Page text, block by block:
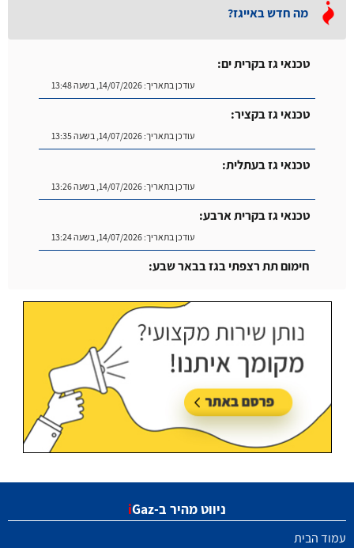
מה חדש באייגז?
טכנאי גז בקרית ים:
עודכן בתאריך:14/07/2026, בשעה 13:48
טכנאי גז בקציר:
עודכן בתאריך:14/07/2026, בשעה 13:35
טכנאי גז בעתלית:
עודכן בתאריך:14/07/2026, בשעה 13:26
טכנאי גז בקרית ארבע:
עודכן בתאריך:14/07/2026, בשעה 13:24
חימום תת רצפתי בגז בבאר שבע:
ניווט מהיר ב- iGaz
עמוד הבית